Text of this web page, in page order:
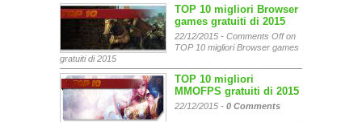
TOP 10 migliori Browser
games gratuiti di 2015
22/12/2015 - Comments Offon
TOP 10 migliori Browser games
gratuiti di 2015
TOP 10 migliori
MMOFPS gratuiti di 2015
22/12/2015 - 0 Comments